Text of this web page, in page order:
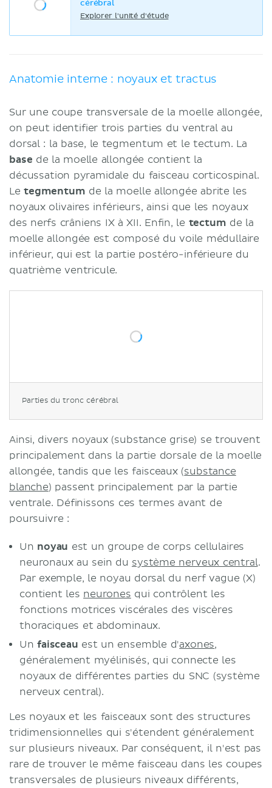
cérébral
Explorer l'unité d'étude
Anatomie interne : noyaux et tractus
Sur une coupe transversale de la moelle allongée,
on peut identifier trois parties du ventral au
dorsal : la base, le tegmentum et le tectum. La
base de la moelle allongée contient la
décussation pyramidale du faisceau corticospinal.
Letegmentum de la moelle allongée abrite les
noyaux olivaires inférieurs, ainsi que les noyaux
des nerfs crâniens IX à XII. Enfin, le tectum de la
moelle allongée est composé du voile médullaire
inférieur, qui est la partie postéro-inférieure du
quatrième ventricule.
Parties du tronc cérébral
Ainsi, divers noyaux (substance grise) se trouvent
principalement dans la partie dorsale de la moelle
allongée, tandis que les faisceaux (substance
blanche) passent principalement par la partie
ventrale. Définissons ces termes avant de
poursuivre :
Un noyau est un groupe de corps cellulaires
neuronaux au sein du système nerveux central.
Par exemple, le noyau dorsal du nerf vague (X)
contient les neurones qui contrôlent les
fonctions motrices viscérales des viscères
thoraciques et abdominaux.
Unfaisceau est un ensemble d'axones,
généralement myélinisés, qui connecte les
noyaux de différentes parties du SNC (système
nerveux central).
Les noyaux et les faisceaux sont des structures
tridimensionnelles qui s'étendent généralement
sur plusieurs niveaux. Par conséquent, il n'est pas
rare de trouver le même faisceau dans les coupes
transversales de plusieurs niveaux différents,